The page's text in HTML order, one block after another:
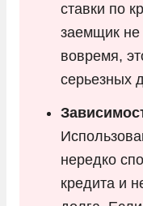
ставки по
заемщик не
вовремя,
серьезных
нередко
кредита и